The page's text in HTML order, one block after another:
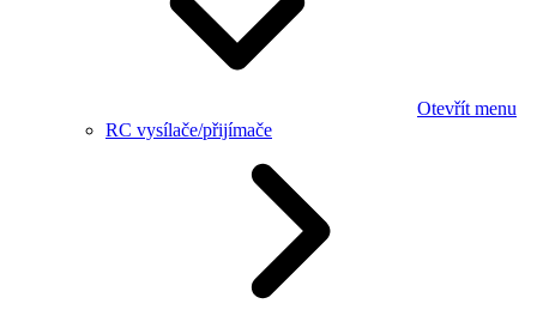
Otevřít menu
RC vysílače/přijímače